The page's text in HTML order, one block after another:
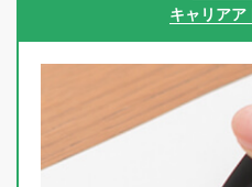
キャリアア